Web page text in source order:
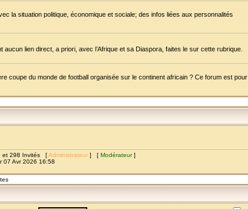
la situation politique, économique et sociale; des infos liées aux personnalités
aucun lien direct, a priori, avec l’Afrique et sa Diaspora, faites le sur cette rubrique.
coupe du monde de football organisée sur le continent africain ? Ce forum est pour
et 298 Invités [Administrateur ] [ Modérateur]
07 Avr 2026 16:58